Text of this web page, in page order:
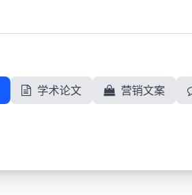
学术论文 营销文案